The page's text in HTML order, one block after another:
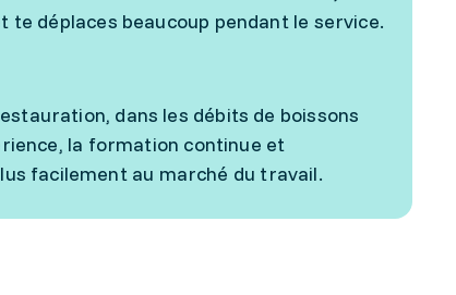
déplaces beaucoup pendant le service.
dans les débits de boissons
la formation continue et
facilement au marché du travail.